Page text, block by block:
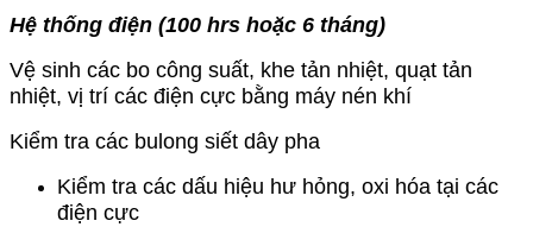
Hệ thống điện (100 hrs hoặc 6 tháng)
Vệ sinh các bo công suất, khe tản nhiệt, quạt tản
nhiệt, vị trí các điện cực bằng máy nén khí
Kiểm tra các bulong siết dây pha
Kiểm tra các dấu hiệu hư hỏng, oxi hóa tại các
điện cực